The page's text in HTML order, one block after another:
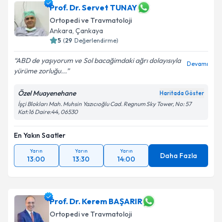
Takvim Talebini Gönder
Op. Dr. Eyyüp Emre Bahtiyariçin randevu takvimi
talebi oluşturun. Size bu uzmandan randevu almanız
için bir takvim hazırlandığında e-posta ile
bilgilendireceğiz.
E-posta Adresiniz
Kişisel verilerimin işlenmesine ilişkinAydınlatma
Metni'ni okudum ve kişisel verilerimin belirtilen
Takvim Talebini Gönder
Prof. Dr. Servet TUNAY
Ortopedi ve Travmatoloji
Ankara, Çankaya
5 (29 Değerlendirme)
ABD de yaşıyorum ve Sol bacağimdaki ağrı dolayısıyla
yürüme zorluğu...
Devamı
Özel Muayenehane Haritada Göster
İşçi Blokları Mah. Muhsin Yazıcıoğlu Cad. Regnum Sky Tower, No: 57
Kat:16 Daire:44, 06530
En Yakın Saatler
Yarın
13:00
Yarın
13:30
Yarın
14:00 Daha Fazla
Prof. Dr. Kerem BAŞARIR
Ortopedi ve Travmatoloji